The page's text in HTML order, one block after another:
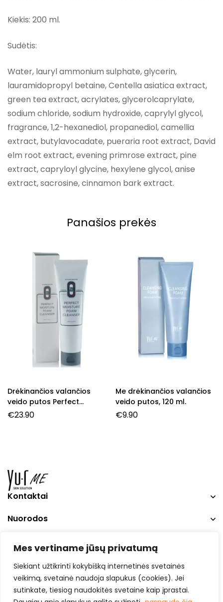
Mes vertiname jūsų privatumą
Siekiant užtikrinti kokybišką internetinės svetainės
veikimą, svetainė naudoja slapukus (cookies). Jei
sutinkate, tiesiog naudokitės svetaine kaip įprastai.
Kiekis: 200 ml.
Sudėtis:
Water, lauryl ammonium sulphate, glycerin,
lauramidopropyl betaine, Centella asiatica extract,
green tea extract, acrylates, glycerolcaprylate,
sodium chloride, sodium hydroxide, caprylyl glycol,
fragrance, 1,2-hexanediol, propanediol, camellia
extract, butylavocadate, pueraria root extract, David
elm root extract, evening primrose extract, pine
extract, capryloyl glycine, hexylene glycol, anise
extract, sacrosine, cinnamon bark extract.
Panašios prekės
Drėkinančios valančios
veido putos Perfect
moisture, 150 ml.
€23.90
Me drėkinančios valančios
veido putos, 120 ml.
€9.90
Kontaktai
Nuorodos